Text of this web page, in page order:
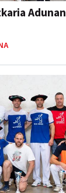
Adunan